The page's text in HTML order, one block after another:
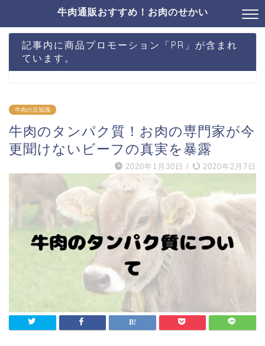
牛肉通販おすすめ！お肉のせかい
記事内に商品プロモーション「PR」が含まれ
ています。
牛肉の豆知識
牛肉のタンパク質！お肉の専門家が今
更聞けないビーフの真実を暴露
2020年1月30日 / 2020年2月7日